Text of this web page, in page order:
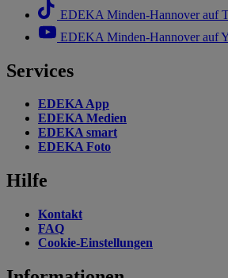
EDEKA Minden-Hannover auf
EDEKA Minden-Hannover auf
Services
EDEKA App
EDEKA Medien
EDEKA smart
EDEKA Foto
Hilfe
Kontakt
FAQ
Cookie-Einstellungen